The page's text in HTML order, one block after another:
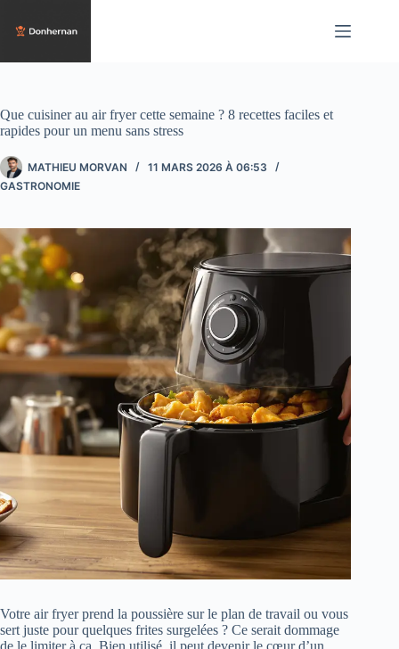
contenu
Que cuisiner au air fryer cette semaine ? 8 recettes faciles et
rapides pour un menu sans stress
MATHIEU MORVAN
11 MARS 2026 À 06:53
GASTRONOMIE
Votre air fryer prend la poussière sur le plan de travail ou vous
sert juste pour quelques frites surgelées ? Ce serait dommage